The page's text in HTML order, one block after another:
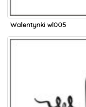
Walentynki wl005